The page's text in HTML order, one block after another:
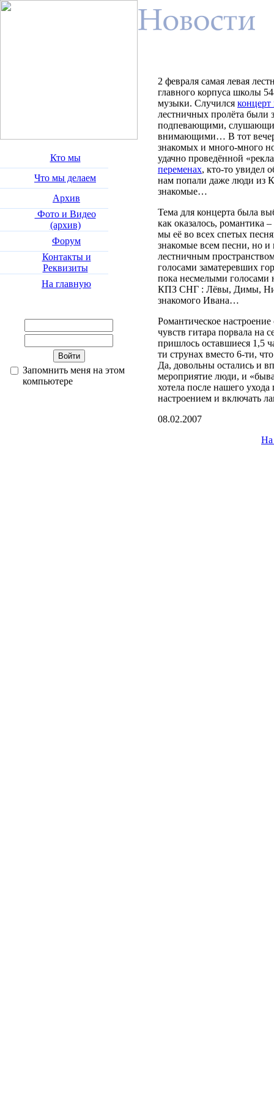
Кто мы
Что мы делаем
Архив
Фото и Видео
(архив)
Форум
Контакты и
Реквизиты
На главную
Запомнить меня на этом
компьютере
2 февраля самая левая
главного корпуса школы
музыки. Случился концерт
лестничных пролёта
подпевающими,
внимающими… В тот вечер
знакомых и много-много
удачно проведённой
переменах, кто-то увидел
нам попали даже люди из
знакомые…
Тема для концерта была
как оказалось, романтика
мы её во всех спетых
знакомые всем песни, но
лестничным
голосами заматеревших
пока несмелыми
КПЗ СНГ : Лёвы, Димы,
знакомого Ивана…
Романтическое
чувств гитара порвала
пришлось оставшиеся 1,5
ти струнах вместо 6-ти,
Да, довольны остались и
мероприятие люди, и
хотела после нашего
настроением и включать
08.02.2007
На